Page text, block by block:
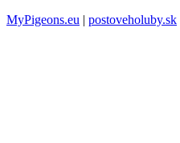
MyPigeons.eu | postoveholuby.sk